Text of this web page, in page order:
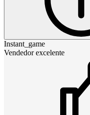
Instant_game
Vendedor excelente